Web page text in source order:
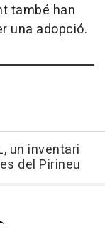
també han
una adopció.
un inventari
del Pirineu